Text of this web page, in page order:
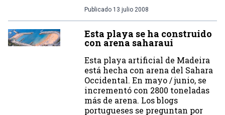
Publicado 13 julio 2008
Esta playa se ha construido
con arena saharaui
Esta playa artificial de Madeira
está hecha con arena del Sahara
Occidental. En mayo / junio, se
incrementó con 2800 toneladas
más de arena. Los blogs
portugueses se preguntan por